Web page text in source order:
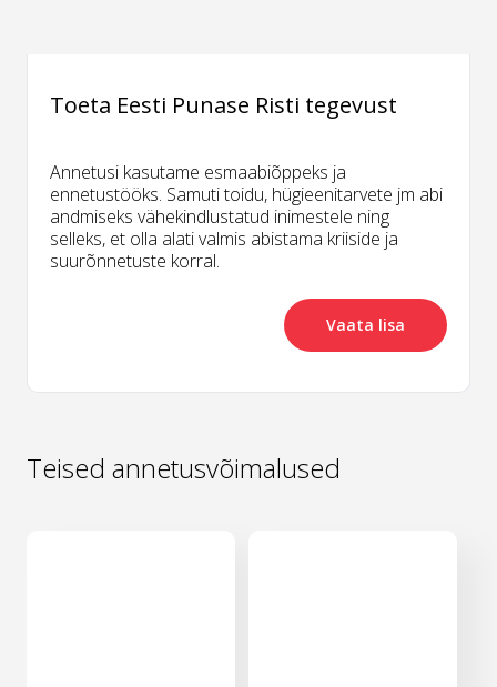
Toeta Eesti Punase Risti tegevust
Annetusi kasutame esmaabiõppeks ja
ennetustööks. Samuti toidu, hügieenitarvete jm abi
andmiseks vähekindlustatud inimestele ning
selleks, et olla alati valmis abistama kriiside ja
suurõnnetuste korral.
Vaata lisa
Teised annetusvõimalused